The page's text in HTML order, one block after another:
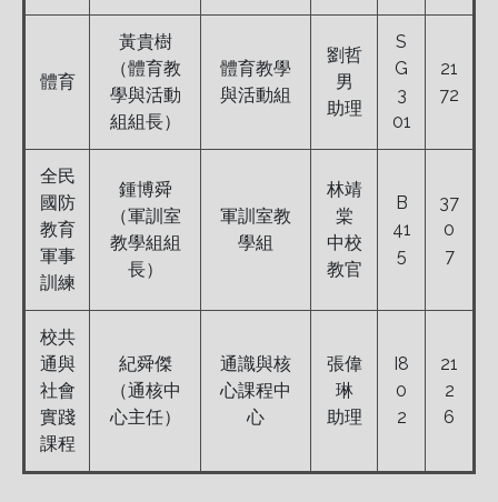
體育
黃貴樹
（體育教
學與活動
組組長）
體育教學
與活動組
劉哲
男
助理
S
G
3
01
21
72
全民
國防
教育
軍事
訓練
鍾博舜
（軍訓室
教學組組
長）
軍訓室教
學組
林靖
棠
中校
教官
B
41
5
37
0
7
校共
通與
社會
實踐
課程
紀舜傑
（通核中
心主任）
通識與核
心課程中
心
張偉
琳
助理
I8
0
2
21
2
6